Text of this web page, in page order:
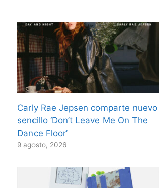
Carly Rae Jepsen comparte nuevo
sencillo ‘Don’t Leave Me On The
Dance Floor’
9 agosto, 2026